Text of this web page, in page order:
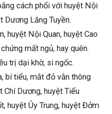
cách phối với huyệt Nội
Dương Lăng Tuyền.
huyệt Nội Quan, huyệt Cao
mất ngủ, hay quên.
trị dại khờ, si ngốc.
bí tiểu, mắt đỏ vằn thông
Chí Dương, huyệt Tiểu
huyệt Ủy Trung, huyệt Đởm